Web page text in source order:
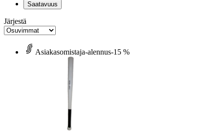
Saatavuus
Järjestä
Asiakasomistaja-alennus-15 %